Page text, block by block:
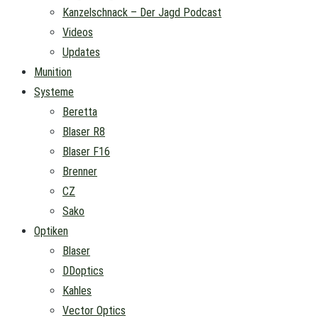
Kanzelschnack – Der Jagd Podcast
Videos
Updates
Munition
Systeme
Beretta
Blaser R8
Blaser F16
Brenner
CZ
Sako
Optiken
Blaser
DDoptics
Kahles
Vector Optics